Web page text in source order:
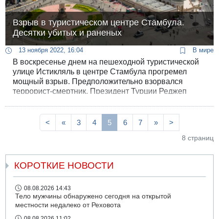
Взрыв в туристическом центре Стамбула.
Десятки убитых и раненых
13 ноября 2022, 16:04 В мире
В воскресенье днем на пешеходной туристической
улице Истикляль в центре Стамбула прогремел
мощный взрыв. Предположительно взорвался
террорист-смертник. Президент Турции Реджеп
< « 3 4 5 6 7 » >
8 страниц
КОРОТКИЕ НОВОСТИ
08.08.2026 14:43
Тело мужчины обнаружено сегодня на открытой
местности недалеко от Реховота